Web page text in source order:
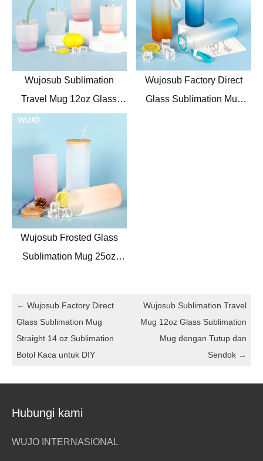
Wujosub Sublimation
Travel Mug 12oz Glass
Sublimation Mug dengan
Tutup dan Sendok
Wujosub Factory Direct
Glass Sublimation Mug
Wujosub Frosted Glass
Sublimation Mug 25oz
← Wujosub Factory Direct
Glass Sublimation Mug
Straight 14 oz Sublimation
Botol Kaca untuk DIY
Wujosub Sublimation Travel
Mug 12oz Glass Sublimation
Mug dengan Tutup dan
Sendok →
Hubungi kami
WUJO INTERNASIONAL